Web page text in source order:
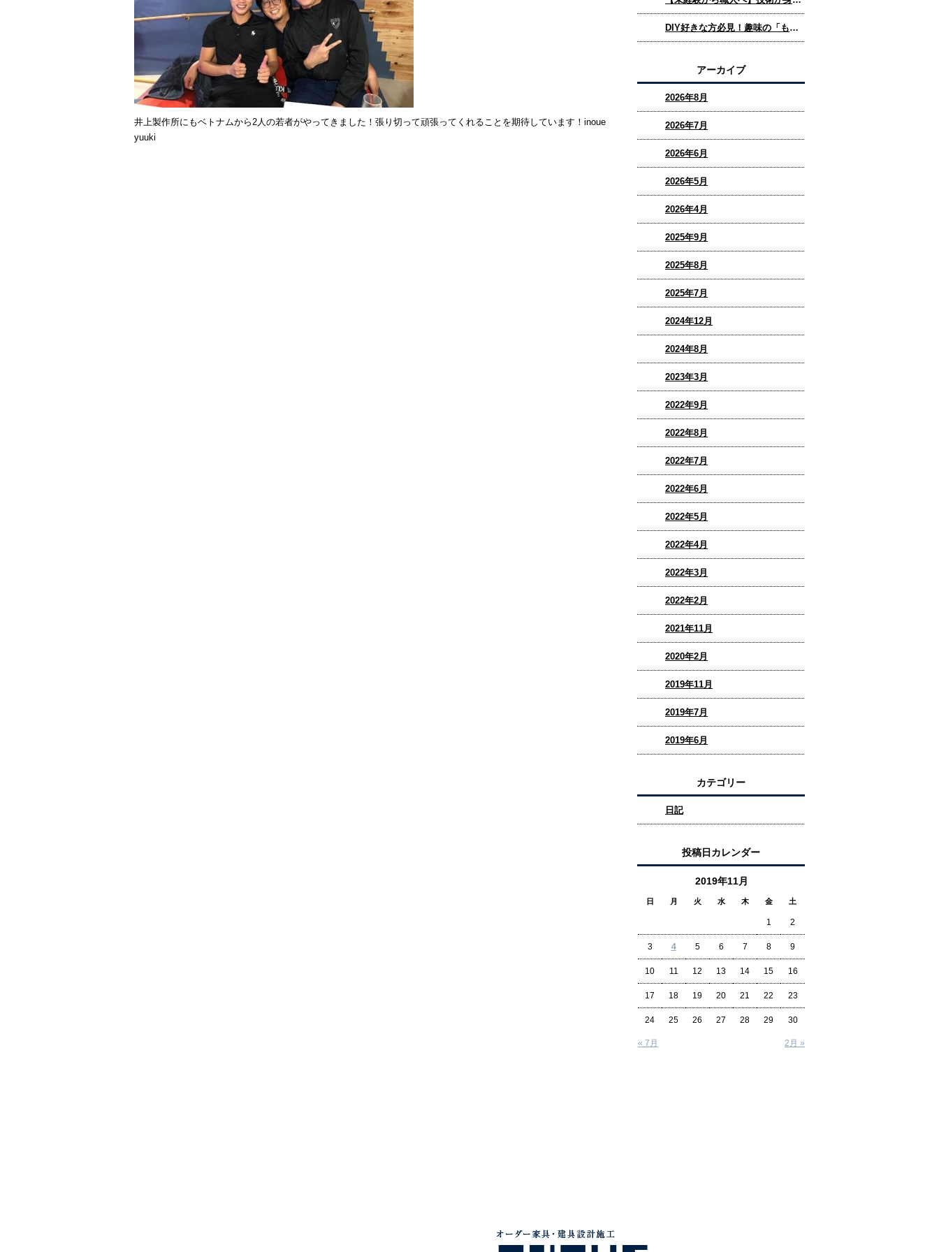
井上製作所にもベトナムから2人の若者がやってきました！張り切って頑張ってくれることを期待しています！inoue
yuuki
DIY好きな方必見！趣味の「ものづくり」を仕事にできる家具職人という選択肢
アーカイブ
2026年8月
2026年7月
2026年6月
2026年5月
2026年4月
2025年9月
2025年8月
2025年7月
2024年12月
2024年8月
2023年3月
2022年9月
2022年8月
2022年7月
2022年6月
2022年5月
2022年4月
2022年3月
2022年2月
2021年11月
2020年2月
2019年11月
2019年7月
2019年6月
カテゴリー
日記
投稿日カレンダー
2019年11月
日 月 火 水 木 金 土
« 7月 2月 »
1 2
3 4 5 6 7 8 9
10 11 12 13 14 15 16
17 18 19 20 21 22 23
24 25 26 27 28 29 30